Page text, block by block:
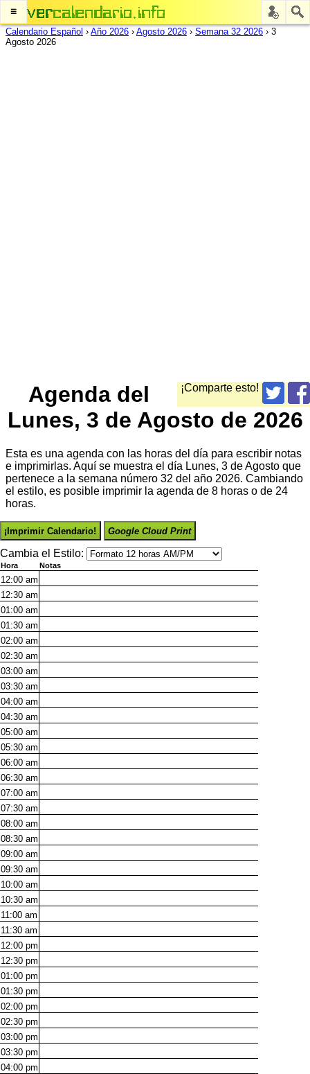
≡
Calendario Español › Año 2026 › Agosto 2026 › Semana 32 2026 › 3
Agosto 2026
¡Comparte esto!
Agenda del
Lunes, 3 de Agosto de 2026
Esta es una agenda con las horas del día para escribir notas
e imprimirlas. Aquí se muestra el día Lunes, 3 de Agosto que
pertenece a la semana número 32 del año 2026. Cambiando
el estilo, es posible imprimir la agenda de 8 horas o de 24
horas.
¡Imprimir Calendario! Google Cloud Print
Cambia el Estilo:
Hora Notas
12:00 am
12:30 am
01:00 am
01:30 am
02:00 am
02:30 am
03:00 am
03:30 am
04:00 am
04:30 am
05:00 am
05:30 am
06:00 am
06:30 am
07:00 am
07:30 am
08:00 am
08:30 am
09:00 am
09:30 am
10:00 am
10:30 am
11:00 am
11:30 am
12:00 pm
12:30 pm
01:00 pm
01:30 pm
02:00 pm
02:30 pm
03:00 pm
03:30 pm
04:00 pm